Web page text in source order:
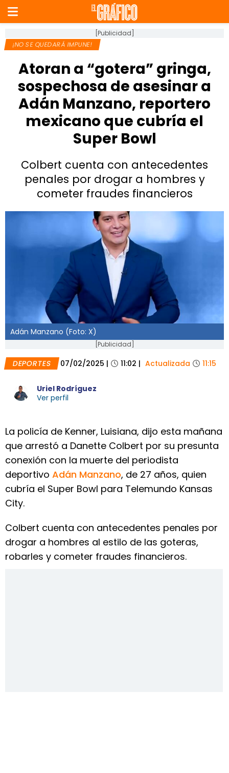
[Publicidad]
¡NO SE QUEDARÁ IMPUNE!
Atoran a “gotera” gringa,
sospechosa de asesinar a
Adán Manzano, reportero
mexicano que cubría el
Super Bowl
Colbert cuenta con antecedentes
penales por drogar a hombres y
cometer fraudes financieros
Adán Manzano (Foto: X)
[Publicidad]
DEPORTES 07/02/2025 | 11:02 | Actualizada 11:15
Uriel Rodríguez
Ver perfil
La policía de Kenner, Luisiana, dijo esta mañana
que arrestó a Danette Colbert por su presunta
conexión con la muerte del periodista
deportivo Adán Manzano, de 27 años, quien
cubría el Super Bowl para Telemundo Kansas
City.
Colbert cuenta con antecedentes penales por
drogar a hombres al estilo de las goteras,
robarles y cometer fraudes financieros.